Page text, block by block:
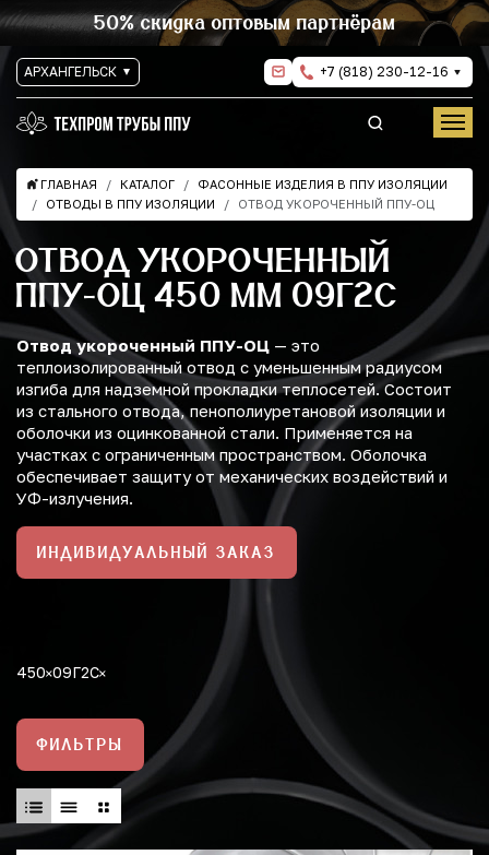
50% скидка оптовым партнёрам
АРХАНГЕЛЬСК +7 (818) 230-12-16
ГЛАВНАЯ КАТАЛОГ
ФАСОННЫЕ ИЗДЕЛИЯ В ППУ ИЗОЛЯЦИИ
ОТВОДЫ В ППУ ИЗОЛЯЦИИ
ОТВОД УКОРОЧЕННЫЙ ППУ-ОЦ
ОТВОД УКОРОЧЕННЫЙ
ППУ-ОЦ 450 ММ 09Г2С
Отвод укороченный ППУ-ОЦ — это
теплоизолированный отвод с уменьшенным радиусом
изгиба для надземной прокладки теплосетей. Состоит
из стального отвода, пенополиуретановой изоляции и
оболочки из оцинкованной стали. Применяется на
участках с ограниченным пространством. Оболочка
обеспечивает защиту от механических воздействий и
УФ-излучения.
ИНДИВИДУАЛЬНЫЙ ЗАКАЗ
450 09Г2С
ФИЛЬТРЫ